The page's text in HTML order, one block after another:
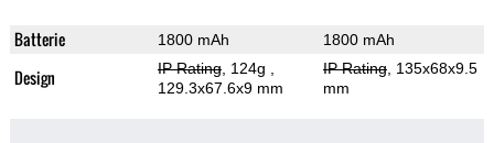
Batterie 1800 mAh 1800 mAh
Design IP Rating, 124g
129.3x67.6x9 mm
IP Rating, 135x68x9.5
mm